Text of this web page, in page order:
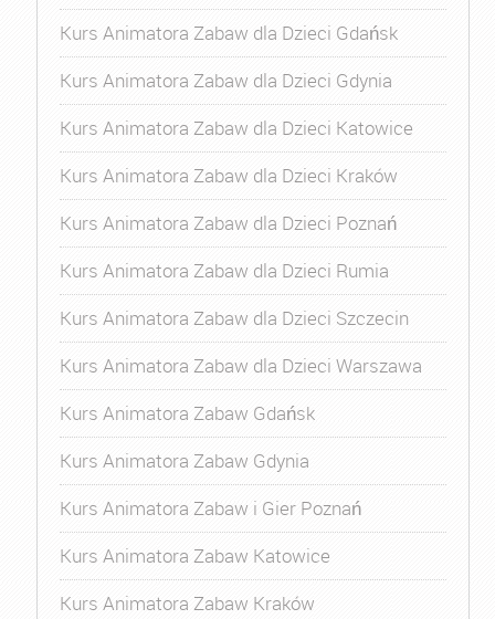
Kurs Animatora Zabaw dla Dzieci Gdańsk
Kurs Animatora Zabaw dla Dzieci Gdynia
Kurs Animatora Zabaw dla Dzieci Katowice
Kurs Animatora Zabaw dla Dzieci Kraków
Kurs Animatora Zabaw dla Dzieci Poznań
Kurs Animatora Zabaw dla Dzieci Rumia
Kurs Animatora Zabaw dla Dzieci Szczecin
Kurs Animatora Zabaw dla Dzieci Warszawa
Kurs Animatora Zabaw Gdańsk
Kurs Animatora Zabaw Gdynia
Kurs Animatora Zabaw i Gier Poznań
Kurs Animatora Zabaw Katowice
Kurs Animatora Zabaw Kraków